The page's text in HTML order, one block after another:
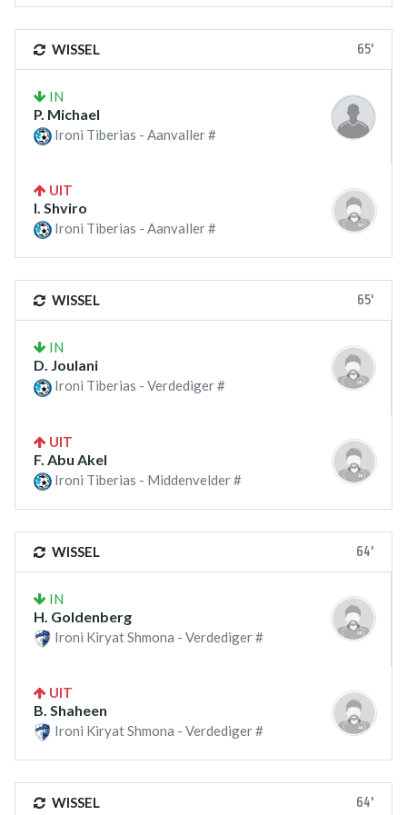
WISSEL 65'
IN
P. Michael
Ironi Tiberias - Aanvaller #
UIT
I. Shviro
Ironi Tiberias - Aanvaller #
WISSEL 65'
IN
D. Joulani
Ironi Tiberias - Verdediger #
UIT
F. Abu Akel
Ironi Tiberias - Middenvelder #
WISSEL 64'
IN
H. Goldenberg
Ironi Kiryat Shmona - Verdediger #
UIT
B. Shaheen
Ironi Kiryat Shmona - Verdediger #
WISSEL 64'